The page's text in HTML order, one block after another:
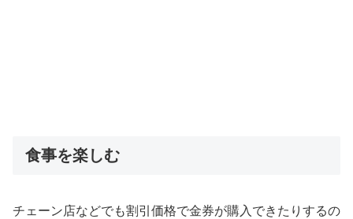
食事を楽しむ
チェーン店などでも割引価格で金券が購入できたりするの